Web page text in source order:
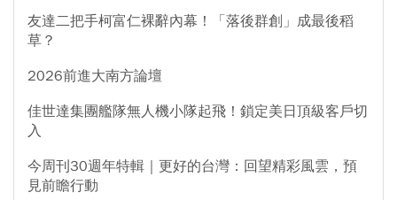
友達二把手柯富仁裸辭內幕！「落後群創」成最後稻
草？
2026前進大南方論壇
佳世達集團艦隊無人機小隊起飛！鎖定美日頂級客戶切
入
今周刊30週年特輯｜更好的台灣：回望精彩風雲，預
見前瞻行動